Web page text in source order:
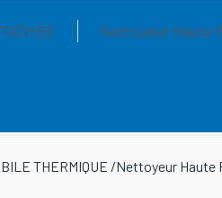
Nettoyeur Haute
THERMIQUE /Nettoyeur Haute